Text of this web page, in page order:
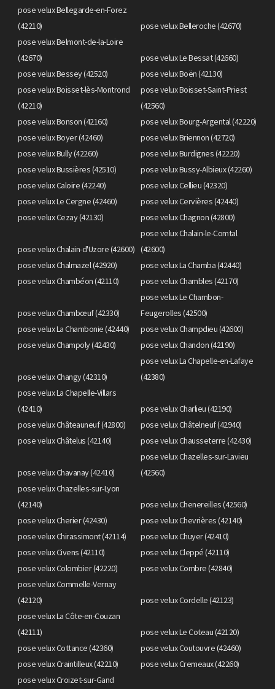
pose velux Bellegarde-en-Forez
(42210)
pose velux Belleroche (42670)
pose velux Belmont-de-la-Loire
(42670)
pose velux Le Bessat (42660)
pose velux Bessey (42520)
pose velux Boën (42130)
pose velux Boisset-lès-Montrond
(42210)
pose velux Boisset-Saint-Priest
(42560)
pose velux Bonson (42160)
pose velux Bourg-Argental (42220)
pose velux Boyer (42460)
pose velux Briennon (42720)
pose velux Bully (42260)
pose velux Burdignes (42220)
pose velux Bussières (42510)
pose velux Bussy-Albieux (42260)
pose velux Caloire (42240)
pose velux Cellieu (42320)
pose velux Le Cergne (42460)
pose velux Cervières (42440)
pose velux Cezay (42130)
pose velux Chagnon (42800)
pose velux Chalain-d'Uzore (42600)
pose velux Chalain-le-Comtal
(42600)
pose velux Chalmazel (42920)
pose velux La Chamba (42440)
pose velux Chambéon (42110)
pose velux Chambles (42170)
pose velux Chambœuf (42330)
pose velux Le Chambon-
Feugerolles (42500)
pose velux La Chambonie (42440)
pose velux Champdieu (42600)
pose velux Champoly (42430)
pose velux Chandon (42190)
pose velux Changy (42310)
pose velux La Chapelle-en-Lafaye
(42380)
pose velux La Chapelle-Villars
(42410)
pose velux Charlieu (42190)
pose velux Châteauneuf (42800)
pose velux Châtelneuf (42940)
pose velux Châtelus (42140)
pose velux Chausseterre (42430)
pose velux Chavanay (42410)
pose velux Chazelles-sur-Lavieu
(42560)
pose velux Chazelles-sur-Lyon
(42140)
pose velux Chenereilles (42560)
pose velux Cherier (42430)
pose velux Chevrières (42140)
pose velux Chirassimont (42114)
pose velux Chuyer (42410)
pose velux Civens (42110)
pose velux Cleppé (42110)
pose velux Colombier (42220)
pose velux Combre (42840)
pose velux Commelle-Vernay
(42120)
pose velux Cordelle (42123)
pose velux La Côte-en-Couzan
(42111)
pose velux Le Coteau (42120)
pose velux Cottance (42360)
pose velux Coutouvre (42460)
pose velux Craintilleux (42210)
pose velux Cremeaux (42260)
pose velux Croizet-sur-Gand